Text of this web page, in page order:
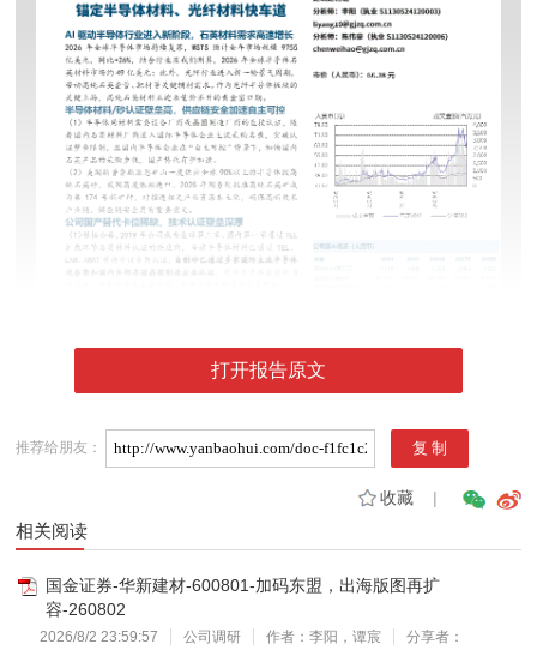
打开报告原文
推荐给朋友：
收藏|
相关阅读
国金证券-华新建材-600801-加码东盟，出海版图再扩
容-260802
2026/8/2 23:59:57 公司调研 作者：李阳，谭宸
分享者：